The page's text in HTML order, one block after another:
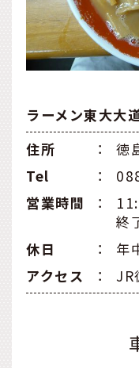
ラーメン東大大
住所
：
徳
Tel
：
営業時間
：
終
休日
：
年
アクセス
： JR